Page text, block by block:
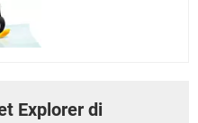
Explorer di